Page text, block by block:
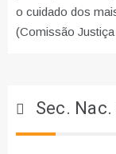
o cuidado dos
(Comissão
Sec.